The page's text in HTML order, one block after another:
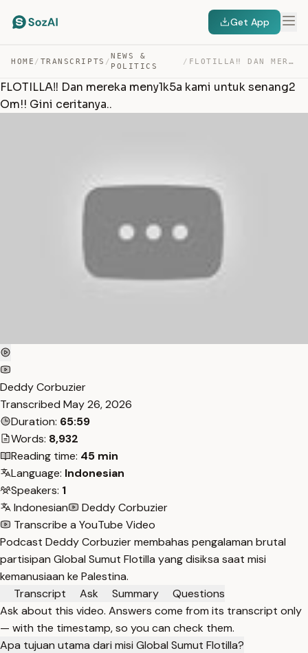
Get App
HOME / TRANSCRIPTS /
NEWS &
POLITICS
/ FLOTILLA‼️ DAN MEREKA MENY1K5A KAMI UNTUK SENANG2 OM!! … — TRANSCRIPT
FLOTILLA‼️ Dan mereka meny1k5a kami untuk senang2
Om!! Gini ceritanya..
Deddy Corbuzier
Transcribed May 26, 2026
Duration: 65:59
Words: 8,932
Reading time: 45 min
Language: Indonesian
Speakers: 1
Indonesian
Deddy Corbuzier
Transcribe a YouTube Video
Podcast Deddy Corbuzier membahas pengalaman brutal
partisipan Global Sumut Flotilla yang disiksa saat misi
kemanusiaan ke Palestina.
Transcript
Ask Summary
Questions
Ask about this video. Answers come from its transcript only
— with the timestamp, so you can check them.
Apa tujuan utama dari misi Global Sumut Flotilla?